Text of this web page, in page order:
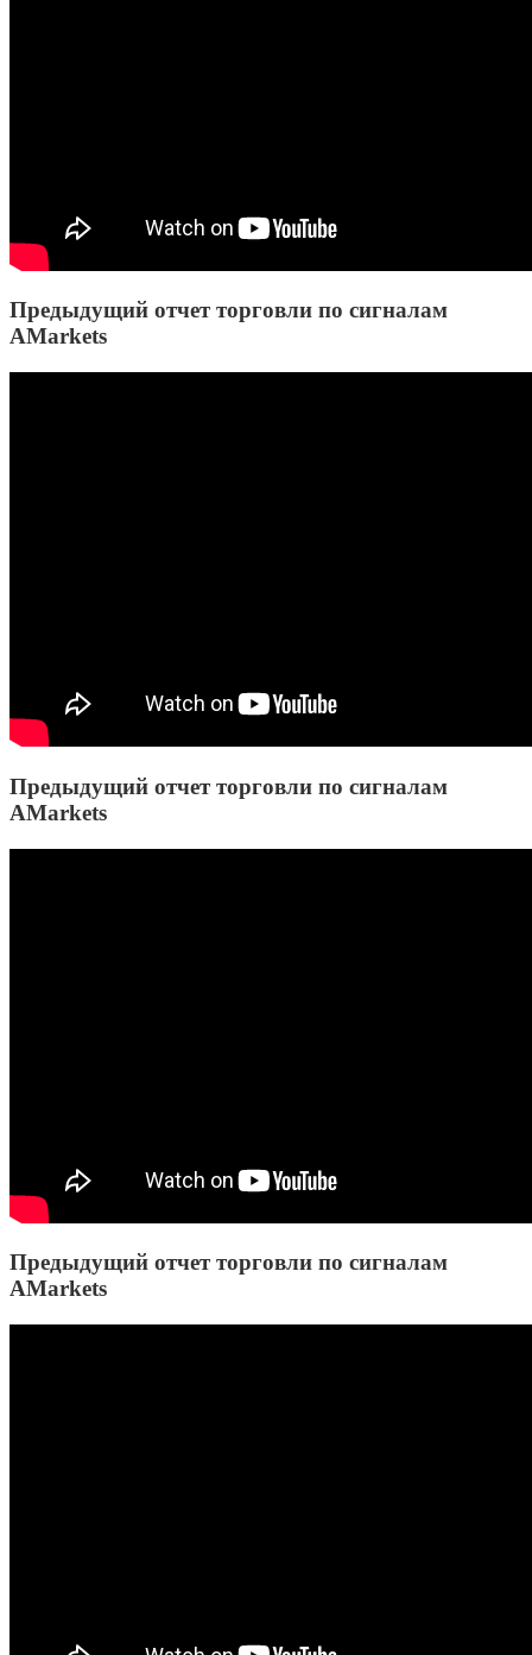
Предыдущий отчет торговли по сигналам
AMarkets
Предыдущий отчет торговли по сигналам
AMarkets
Предыдущий отчет торговли по сигналам
AMarkets